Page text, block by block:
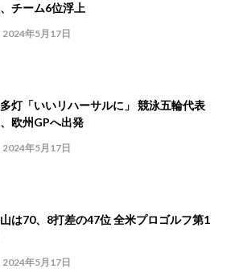
チーム6位浮上
2024年5月17日
灯「いいリハーサルに」 競泳五輪代表
欧州GPへ出発
2024年5月17日
は70、8打差の47位 全米プロゴルフ第1
2024年5月17日